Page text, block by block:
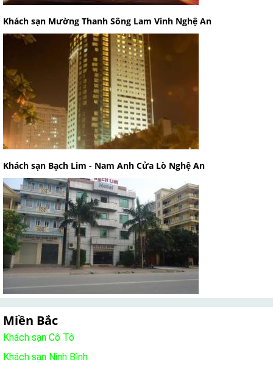
Khách sạn Mường Thanh Sông Lam Vinh Nghệ An
Khách sạn Bạch Lim - Nam Anh Cửa Lò Nghệ An
Miền Bắc
Khách sạn Cô Tô
Khách sạn Ninh Bình